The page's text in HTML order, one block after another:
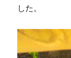
した。